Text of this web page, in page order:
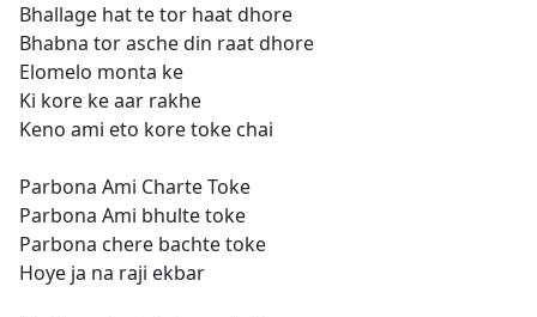
Bhallage hat te tor haat dhore
Bhabna tor asche din raat dhore
Elomelo monta ke
Ki kore ke aar rakhe
Keno ami eto kore toke chai
Parbona Ami Charte Toke
Parbona Ami bhulte toke
Parbona chere bachte toke
Hoye ja na raji ekbar